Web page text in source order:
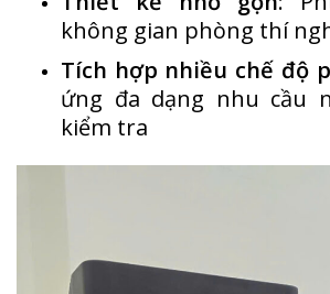
không gian phòng thí
Tích hợp nhiều chế độ
ứng đa dạng nhu cầu
kiểm tra